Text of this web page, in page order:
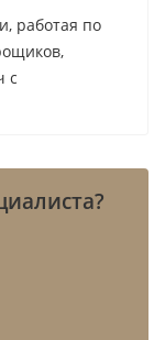
поэтому
по
если
работая по
с